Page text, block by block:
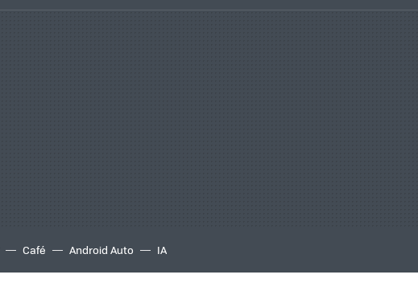
Café Android Auto IA